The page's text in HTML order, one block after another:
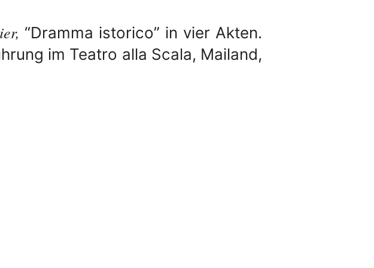
“Dramma istorico” in vier Akten.
im Teatro alla Scala, Mailand,